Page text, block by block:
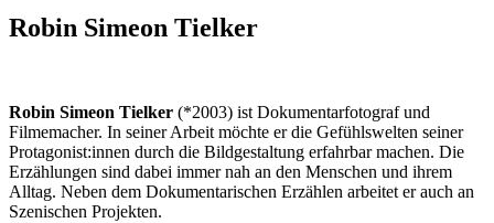
Robin Simeon Tielker
Robin Simeon Tielker (*2003) ist Dokumentarfotograf und
Filmemacher. In seiner Arbeit möchte er die Gefühlswelten seiner
Protagonist:innen durch die Bildgestaltung erfahrbar machen. Die
Erzählungen sind dabei immer nah an den Menschen und ihrem
Alltag. Neben dem Dokumentarischen Erzählen arbeitet er auch an
Szenischen Projekten.